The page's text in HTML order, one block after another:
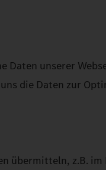
Daten unserer
die Daten zur
übermitteln, z.B.